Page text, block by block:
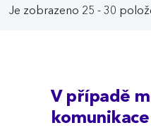
Je zobrazeno 25 - 30
V případě